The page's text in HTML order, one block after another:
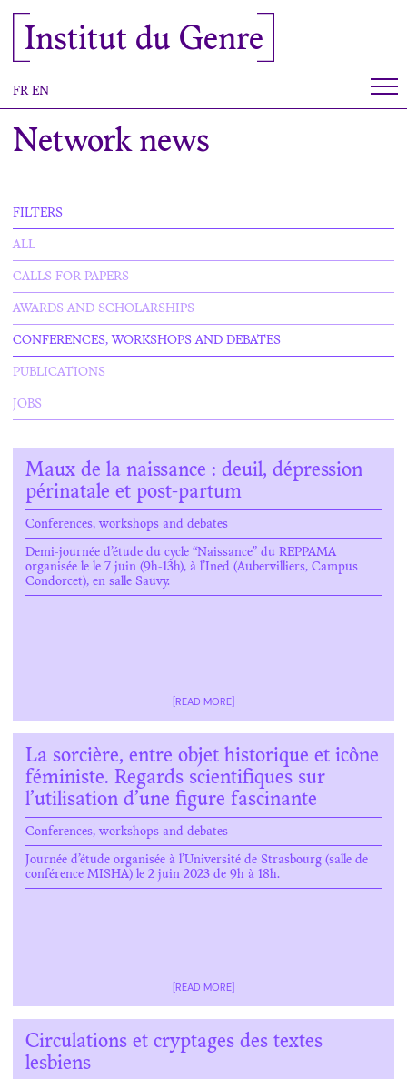
Institut du Genre
FR EN
Network news
FILTERS
ALL
CALLS FOR PAPERS
AWARDS AND SCHOLARSHIPS
CONFERENCES, WORKSHOPS AND DEBATES
PUBLICATIONS
JOBS
Maux de la naissance : deuil, dépression
périnatale et post-partum
Conferences, workshops and debates
Demi-journée d’étude du cycle “Naissance” du REPPAMA
organisée le le 7 juin (9h-13h), à l’Ined (Aubervilliers, Campus
Condorcet), en salle Sauvy.
[READ MORE]
La sorcière, entre objet historique et icône
féministe. Regards scientifiques sur
l’utilisation d’une figure fascinante
Conferences, workshops and debates
Journée d’étude organisée à l’Université de Strasbourg (salle de
conférence MISHA) le 2 juin 2023 de 9h à 18h.
[READ MORE]
Circulations et cryptages des textes
lesbiens